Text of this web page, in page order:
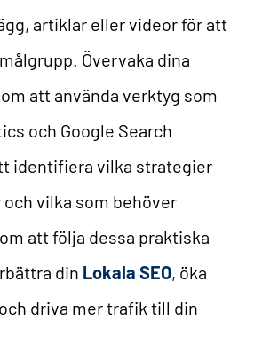
artiklar eller videor för att
Övervaka dina
att använda verktyg som
och Google Search
identifiera vilka strategier
vilka som behöver
att följa dessa praktiska
din Lokala SEO, öka
driva mer trafik till din